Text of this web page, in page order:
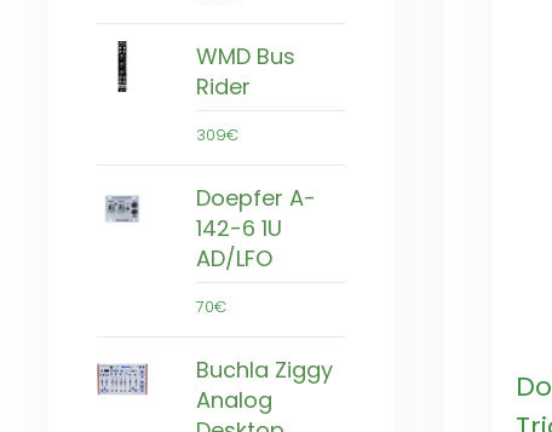
WMD Bus
Rider
309€
Doepfer A-
142-6 1U
AD/LFO
70€
Buchla Ziggy
Analog